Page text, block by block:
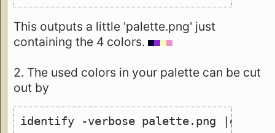
This outputs a little 'palette.png' just
containing the 4 colors.
2. The used colors in your palette can be cut
out by
identify -verbose palette.png